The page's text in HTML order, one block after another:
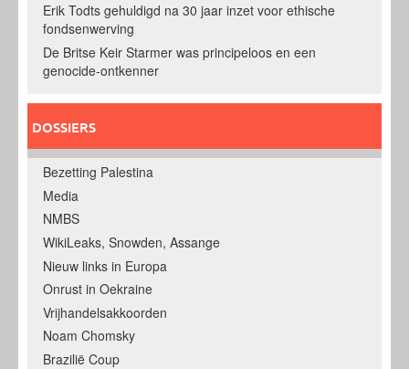
Erik Todts gehuldigd na 30 jaar inzet voor ethische
fondsenwerving
De Britse Keir Starmer was principeloos en een
genocide-ontkenner
DOSSIERS
Bezetting Palestina
Media
NMBS
WikiLeaks, Snowden, Assange
Nieuw links in Europa
Onrust in Oekraine
Vrijhandelsakkoorden
Noam Chomsky
Brazilië Coup